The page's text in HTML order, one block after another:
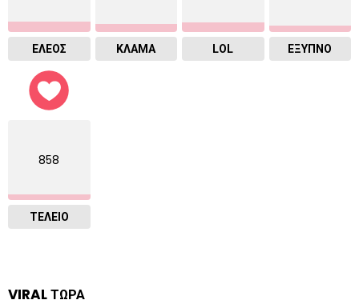
ΕΛΕΟΣ ΚΛΑΜΑ LOL ΈΞΥΠΝΟ
858
ΤΕΛΕΙΟ
VIRAL ΤΩΡΑ